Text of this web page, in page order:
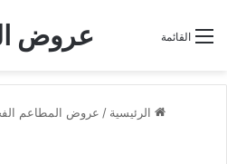
عروض القائمة
الرئيسية / عروض المطاعم